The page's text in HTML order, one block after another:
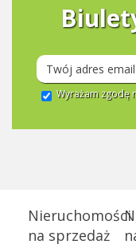
Wyrażam zgodę
Nieruchomości
na sprzedaż